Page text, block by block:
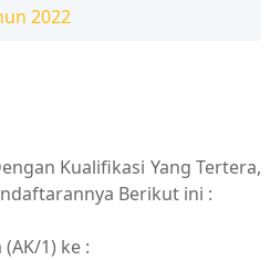
2022
Kualifikasi Yang Tertera,
Berikut ini :
1) ke :